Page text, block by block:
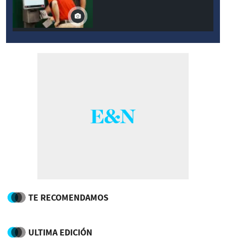
TE RECOMENDAMOS
ULTIMA EDICIÓN